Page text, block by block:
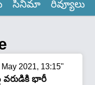
సినిమా రివ్యూలు
2021, 13:15"
వ‌రుడికి భారీ